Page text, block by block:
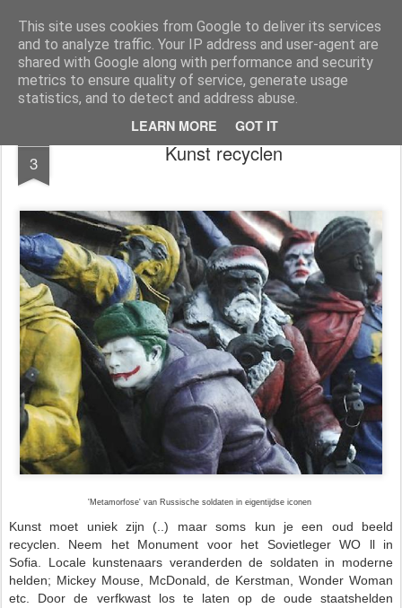
This site uses cookies from Google to deliver its services
and to analyze traffic. Your IP address and user-agent are
shared with Google along with performance and security
metrics to ensure quality of service, generate usage
statistics, and to detect and address abuse.
LEARN MORE GOT IT
Dada2.0 We leven in een ronddraaiend commercieel pretpark. God is dood, geweld gewoon, het Midden-Oosten een permanente oorlogszandbak, het werk wegbezuinigd, de poen in handen van 200 familiebanken, De nationalistische nepdemocratie past op de winkel met keffende pershondjes in de wandelgangen. Wie diep genoeg buigt krijgt wat meer muntjes dan een ander (..). Dada2.0 zoekt naar nieuwe contouren, nieuwe kunst, absurde humor, Verbeelding. Weg van dit zielloze materialisme. Mail docwerk@ planet.nl
Homepage Kunst Guido
3 Kunst recyclen
'Metamorfose' van Russische soldaten in eigentijdse iconen
Kunst moet uniek zijn (..) maar soms kun je een oud beeld
recyclen. Neem het Monument voor het Sovietleger WO ll in
Sofia. Locale kunstenaars veranderden de soldaten in moderne
helden; Mickey Mouse, McDonald, de Kerstman, Wonder Woman
etc. Door de verfkwast los te laten op de oude staatshelden